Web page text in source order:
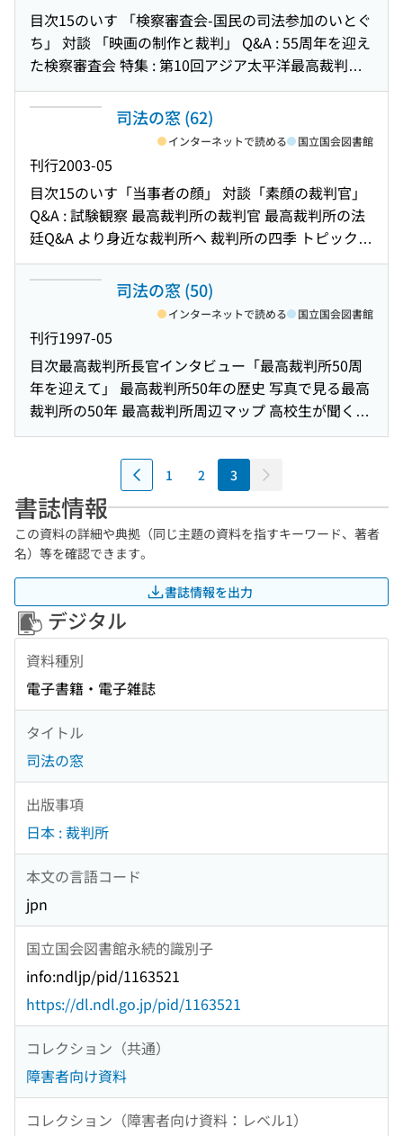
目次15のいす 「検察審査会-国民の司法参加のいとぐ
ち」 対談 「映画の制作と裁判」 Q&A : 55周年を迎え
た検察審査会 特集 : 第10回アジア太平洋最高裁判所
長官会議 特集 : 最高裁判所の国際交流 海外司法スケ
ッチ : フランス国立書記官学校 トピックス : 専門訴訟
: より充実した審理を目指して 裁判所めぐり 「釧路
地方・家庭裁判所」
司法の窓 (62)
刊行2003-05
インターネットで読める 国立国会図書館
目次15のいす「当事者の顔」 対談「素顔の裁判官」
Q&A : 試験観察 最高裁判所の裁判官 最高裁判所の法
廷Q&A より身近な裁判所へ 裁判所の四季 トピックス
: 不動産競売物件情報サイトBIT 裁判所めぐり「宮
崎」
司法の窓 (50)
刊行1997-05
インターネットで読める 国立国会図書館
目次最高裁判所長官インタビュー「最高裁判所50周
年を迎えて」 最高裁判所50年の歴史 写真で見る最高
裁判所の50年 最高裁判所周辺マップ 高校生が聞く
「裁判官の素顔」 諸外国と最高裁判所「最高裁判所
と世界各国との交流」 海外司法事情見聞記 : フラン
スの裁判所を訪ねて 随想「出会いを重ねて」
1 2 3
書誌情報
この資料の詳細や典拠（同じ主題の資料を指すキーワード、著者
名）等を確認できます。
書誌情報を出力
デジタル
資料種別
電子書籍・電子雑誌
タイトル
司法の窓
出版事項
日本 : 裁判所
本文の言語コード
jpn
国立国会図書館永続的識別子
info:ndljp/pid/1163521
https://dl.ndl.go.jp/pid/1163521
コレクション（共通）
障害者向け資料
コレクション（障害者向け資料：レベル1）